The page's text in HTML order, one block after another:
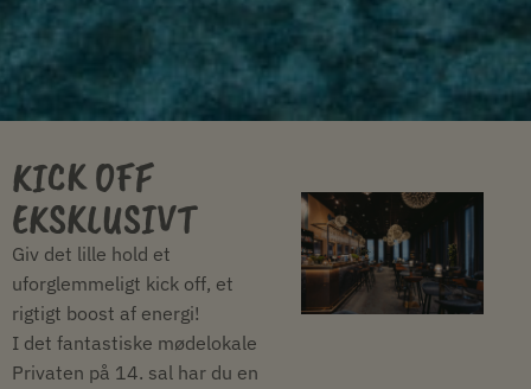
KICK OFF
EKSKLUSIVT
Giv det lille hold et
uforglemmeligt kick off, et
rigtigt boost af energi!
I det fantastiske mødelokale
Privaten på 14. sal har du en